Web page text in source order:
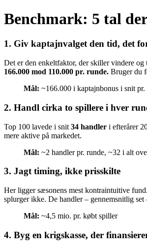
Benchmark: 5 tal
1. Giv kaptajnvalget den tid, det
Det er den enkeltfaktor, der skiller vindere
166.000 mod 110.000 pr. runde. Bruger du
Mål: ~166.000 i kaptajnbonus i snit pr.
2. Handl cirka to spillere i hver
Top 100 lavede i snit 34 handler i efterårer
mere aktive på markedet.
Mål: ~2 handler pr. runde, ~32 i alt
3. Jagt timing, ikke prisskilte
Her ligger sæsonens mest kontraintuitive
splurger ikke. De handler – gennemsnitlig
Mål: ~4,5 mio. pr. købt spiller
4. Byg en krigskasse, der